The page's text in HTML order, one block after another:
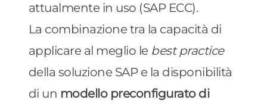
attualmente in uso (SAP ECC).
La combinazione tra la capacità di
applicare al meglio le best practice
della soluzione SAP e la disponibilità
di un modello preconfigurato di